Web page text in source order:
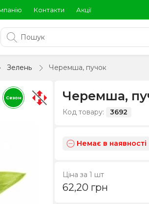
Контакти Акції
Зелень Черемша, пучок
Сезон Черемша,
Код товару: 3692
Немає в наявності
Ціна за 1 шт
62,20 грн